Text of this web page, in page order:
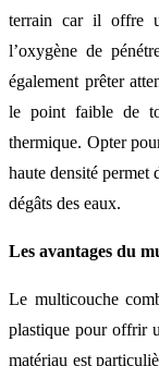
terrain car il offre
l’oxygène de
également prêter
le point faible de
thermique. Opter
haute densité permet
dégâts des eaux.
Les avantages du
Le multicouche
plastique pour offrir
matériau est